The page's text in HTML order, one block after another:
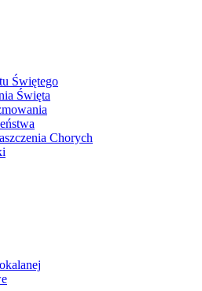
Świętego
Święta
Chorych